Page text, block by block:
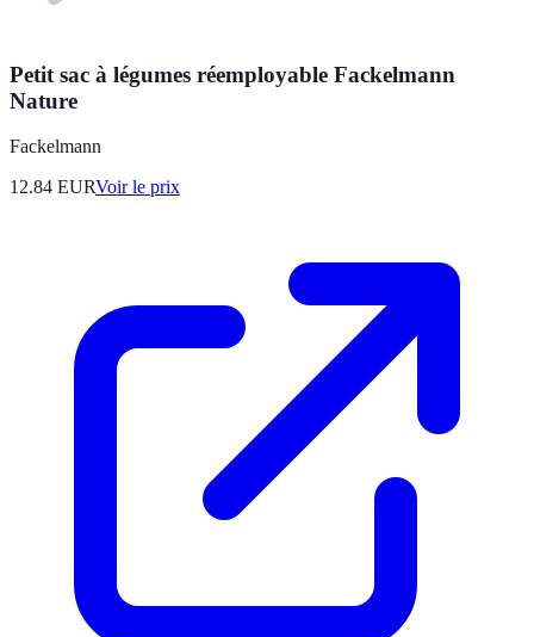
Petit sac à légumes réemployable Fackelmann
Nature
Fackelmann
12.84 EURVoir le prix